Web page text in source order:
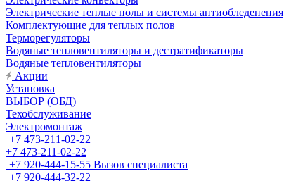
Электрические теплые полы и системы антиобледенения
Комплектующие для теплых полов
Терморегуляторы
Водяные тепловентиляторы и дестратификаторы
Водяные тепловентиляторы
Акции
Установка
ВЫБОР (ОБД)
Техобслуживание
Электромонтаж
+7 473-211-02-22
+7 473-211-02-22
+7 920-444-15-55 Вызов специалиста
+7 920-444-32-22